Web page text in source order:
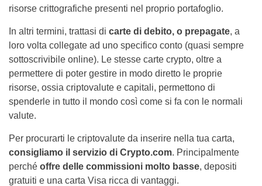
risorse crittografiche presenti nel proprio portafoglio.
In altri termini, trattasi di carte di debito, o prepagate, a
loro volta collegate ad uno specifico conto (quasi sempre
sottoscrivibile online). Le stesse carte crypto, oltre a
permettere di poter gestire in modo diretto le proprie
risorse, ossia criptovalute e capitali, permettono di
spenderle in tutto il mondo così come si fa con le normali
valute.
Per procurarti le criptovalute da inserire nella tua carta,
consigliamo il servizio di Crypto.com. Principalmente
perché offre delle commissioni molto basse, depositi
gratuiti e una carta Visa ricca di vantaggi.